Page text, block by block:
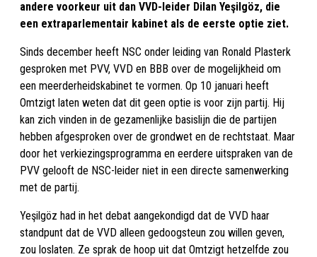
andere voorkeur uit dan VVD-leider Dilan Yeşilgöz, die
een extraparlementair kabinet als de eerste optie ziet.
Sinds december heeft NSC onder leiding van Ronald Plasterk
gesproken met PVV, VVD en BBB over de mogelijkheid om
een meerderheidskabinet te vormen. Op 10 januari heeft
Omtzigt laten weten dat dit geen optie is voor zijn partij. Hij
kan zich vinden in de gezamenlijke basislijn die de partijen
hebben afgesproken over de grondwet en de rechtstaat. Maar
door het verkiezingsprogramma en eerdere uitspraken van de
PVV gelooft de NSC-leider niet in een directe samenwerking
met de partij.
Yeşilgöz had in het debat aangekondigd dat de VVD haar
standpunt dat de VVD alleen gedoogsteun zou willen geven,
zou loslaten. Ze sprak de hoop uit dat Omtzigt hetzelfde zou